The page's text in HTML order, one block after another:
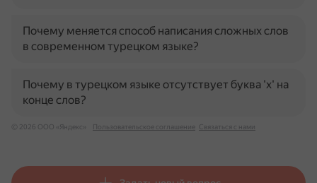
Почему меняется способ написания сложных слов
в современном турецком языке?
Почему в турецком языке отсутствует буква 'х' на
конце слов?
© 2026 ООО «Яндекс» Пользовательское соглашение Связаться с нами